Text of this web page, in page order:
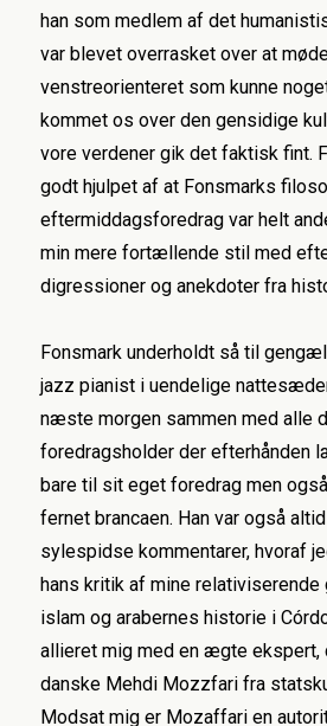
han som medlem af det
var blevet overrasket over at
venstreorienteret som kunne
kommet os over den gensidige
vore verdener gik det faktisk fint.
godt hjulpet af at Fonsmarks
eftermiddagsforedrag var helt
min mere fortællende stil med
digressioner og anekdoter fra
Fonsmark underholdt så til
jazz pianist i uendelige
næste morgen sammen med alle
foredragsholder der efterhånden
bare til sit eget foredrag men
fernet brancaen. Han var også
sylespidse kommentarer, hvoraf
hans kritik af mine relativiserende
islam og arabernes historie i
allieret mig med en ægte ekspert,
danske Mehdi Mozzfari fra
Modsat mig er Mozaffari en